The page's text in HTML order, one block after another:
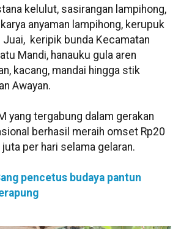
kelulut, sasirangan lampihong,
anyaman lampihong, kerupuk
Juai, keripik bunda Kecamatan
Mandi, hanauku gula aren
kacang, mandai hingga stik
Awayan.
yang tergabung dalam gerakan
berhasil meraih omset Rp20
per hari selama gelaran.
pencetus budaya pantun